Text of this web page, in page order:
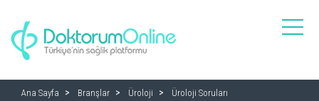
toggle
Ana Sayfa Branşlar Üroloji
Üroloji Soruları